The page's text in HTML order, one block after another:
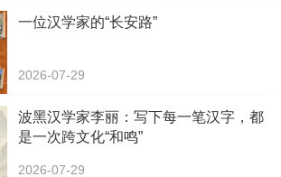
一位汉学家的“长安路”
2026-07-29
波黑汉学家李丽：写下每一笔汉字，都
是一次跨文化“和鸣”
2026-07-29